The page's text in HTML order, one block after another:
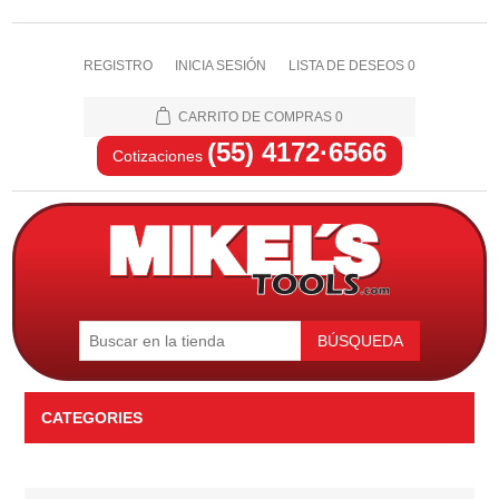
REGISTRO INICIA SESIÓN LISTA DE DESEOS 0
CARRITO DE COMPRAS 0
Cotizaciones (55) 4172·6566
BÚSQUEDA
CATEGORIES